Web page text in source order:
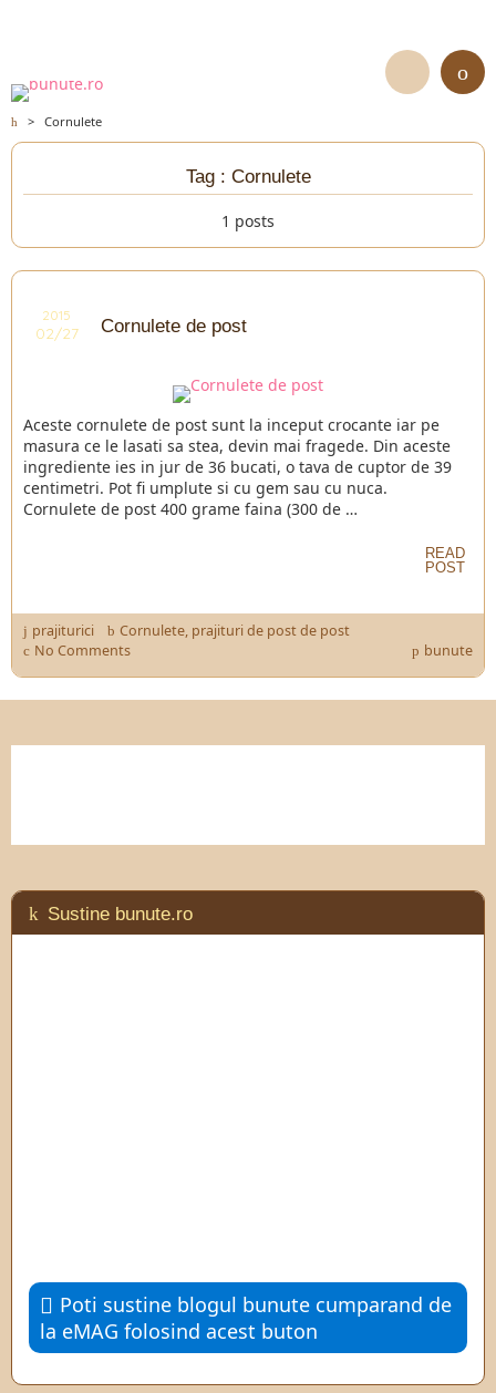
> Cornulete
Tag : Cornulete
1 posts
2015
02/27 Cornulete de post
Aceste cornulete de post sunt la inceput crocante iar pe
masura ce le lasati sa stea, devin mai fragede. Din aceste
ingrediente ies in jur de 36 bucati, o tava de cuptor de 39
centimetri. Pot fi umplute si cu gem sau cu nuca.
Cornulete de post 400 grame faina (300 de …
READ
POST
prajiturici Cornulete, prajituri de post de post
No Comments
bunute
Sustine bunute.ro
Poti sustine blogul bunute cumparand de
la eMAG folosind acest buton